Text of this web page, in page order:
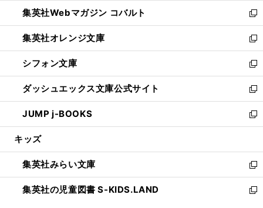
く
で
開
く
ド
ウ
で
開
く
ィ
ン
ド
ウ
で
開
く
集英社Webマガジン コバルト
新
し
い
ウ
ィ
ン
ド
ウ
で
開
集英社オレンジ文庫
新
し
い
ウ
ィ
ン
ド
ウ
開
く
シフォン文庫
新
し
い
ウ
ィ
ン
ウ
で
開
く
ダッシュエックス文庫公式サイト
新
し
い
ウ
ン
ド
ウ
で
JUMP j-BOOKS
新
し
ウ
ィ
ン
ド
キッズ
集英社みらい文庫
新
し
い
集英社の児童図書 S-KIDS.LAND
新